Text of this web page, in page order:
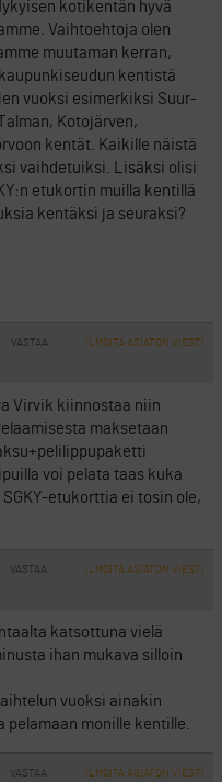
kotikentän hyvä
Vaihtoehtoja olen
muutaman kerran,
kentistä
vuoksi esimerkiksi Suur-
Kotojärven,
kentät. Kaikille näistä
vaihdetuiksi. Lisäksi olisi
etukortin muilla kentillä
kentäksi ja seuraksi?
VASTAA ILMOITA ASIATON VIESTI
Virvik kiinnostaa niin
maksetaan
voi pelata taas kuka
etukorttia ei tosin ole,
VASTAA ILMOITA ASIATON VIESTI
katsottuna vielä
ihan mukava silloin
vuoksi ainakin
pelamaan monille kentille.
VASTAA ILMOITA ASIATON VIESTI